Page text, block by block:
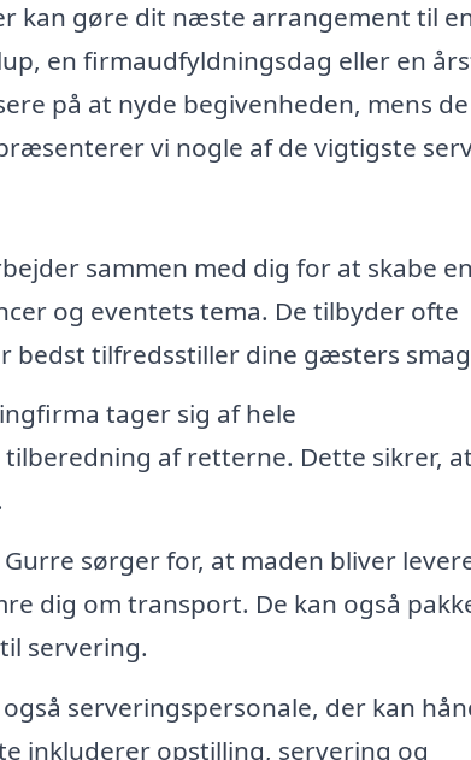
kan gøre dit næste arrangement til
en firmaudfyldningsdag eller en
på at nyde begivenheden, mens de
vi nogle af de vigtigste
sammen med dig for at skabe en
og eventets tema. De tilbyder ofte
bedst tilfredsstiller dine gæsters
tager sig af hele
af retterne. Dette sikrer, at
sørger for, at maden bliver
dig om transport. De kan også
servering.
serveringspersonale, der kan
inkluderer opstilling, servering og